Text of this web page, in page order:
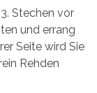
Stechen vor
und errang
Seite wird Sie
Rehden